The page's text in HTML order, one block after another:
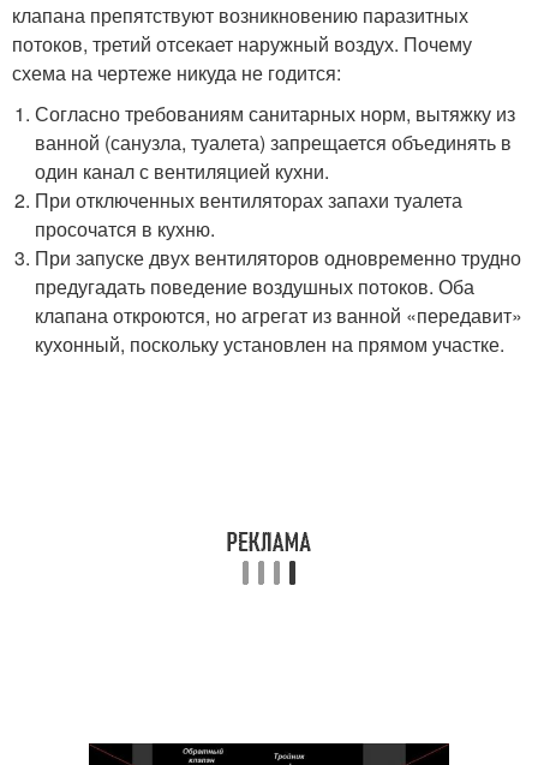
клапана препятствуют возникновению паразитных
потоков, третий отсекает наружный воздух. Почему
схема на чертеже никуда не годится:
Согласно требованиям санитарных норм, вытяжку из
ванной (санузла, туалета) запрещается объединять в
один канал с вентиляцией кухни.
При отключенных вентиляторах запахи туалета
просочатся в кухню.
При запуске двух вентиляторов одновременно трудно
предугадать поведение воздушных потоков. Оба
клапана откроются, но агрегат из ванной «передавит»
кухонный, поскольку установлен на прямом участке.